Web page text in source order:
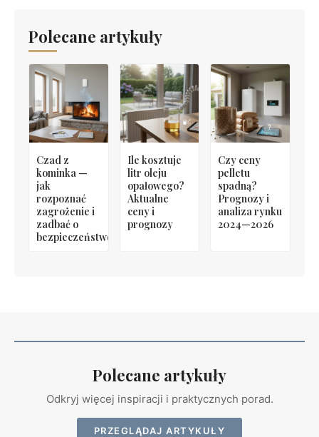
Polecane artykuły
Czad z
kominka —
jak
rozpoznać
zagrożenie i
zadbać o
bezpieczeństwo?
Ile kosztuje
litr oleju
opałowego?
Aktualne
ceny i
prognozy
Czy ceny
pelletu
spadną?
Prognozy i
analiza rynku
2024—2026
Polecane artykuły
Odkryj więcej inspiracji i praktycznych porad.
PRZEGLĄDAJ ARTYKUŁY